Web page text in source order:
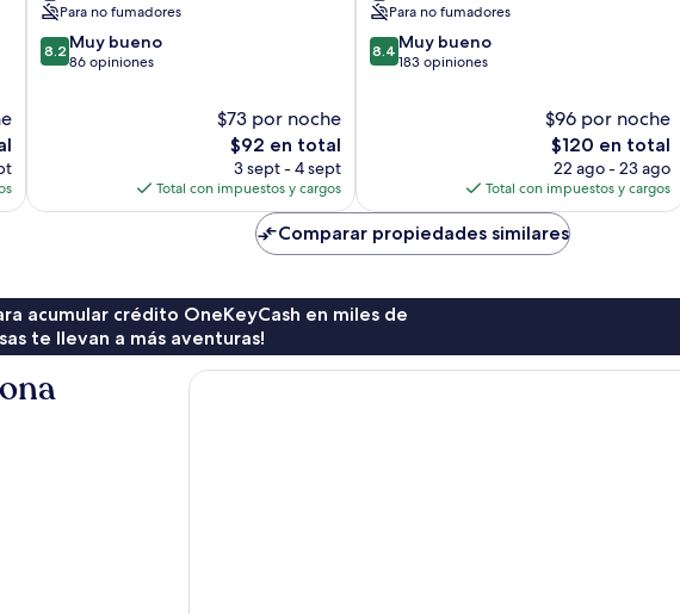
Para no fumadores
8.2
de
8.2 Muy bueno
86 opiniones
$73 por noche
El
precio
actual
es
$92 en total
3 sept - 4 sept
Total con impuestos y cargos
Para no fumadores
8.4
de
8.4 Muy bueno
183 opiniones
$96 por noche
El
precio
actual
es
de
$120
$120 en total
22 ago - 23 ago
Total con impuestos y cargos
Comparar propiedades similares
acumular crédito OneKeyCash en miles de
te llevan a más aventuras!